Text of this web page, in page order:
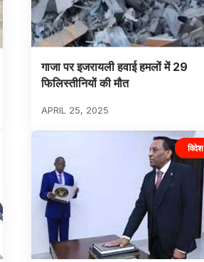
गाजा पर इजरायली हवाई हमलों में 29
फिलिस्तीनियों की मौत
APRIL 25, 2025
विदेश